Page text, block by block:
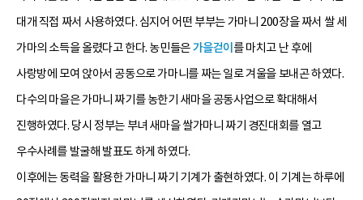
대개 직접 짜서 사용하였다. 심지어 어떤 부부는 가마니 200장을 짜서 쌀 세
가마의 소득을 올렸다고 한다. 농민들은가을걷이 를 마치고 난 후에
사랑방에 모여 앉아서 공동으로 가마니를 짜는 일로 겨울을 보내곤 하였다.
다수의 마을은 가마니 짜기를 농한기 새마을 공동사업으로 확대해서
진행하였다. 당시 정부는 부녀 새마을 쌀가마니 짜기 경진대회를 열고
우수사례를 발굴해 발표도 하게 하였다.
이후에는 동력을 활용한 가마니 짜기 기계가 출현하였다. 이 기계는 하루에